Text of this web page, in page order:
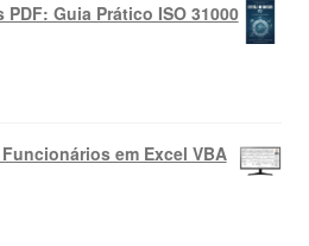
Guia Prático ISO 31000
em Excel VBA